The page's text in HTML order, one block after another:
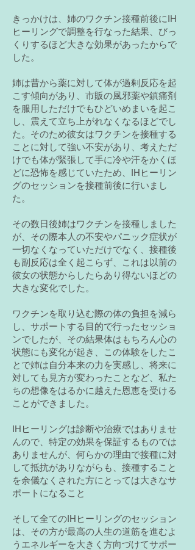
きっかけは、姉のワクチン接種前後にIH
ヒーリングで調整を行なった結果、びっ
くりするほど大きな効果があったからで
した。
姉は昔から薬に対して体が過剰反応を起
こす傾向があり、市販の風邪薬や鎮痛剤
を服用しただけでもひどいめまいを起こ
し、震えて立ち上がれなくなるほどでし
た。そのため彼女はワクチンを接種する
ことに対して強い不安があり、考えただ
けでも体が緊張して手に冷や汗をかくほ
どに恐怖を感じていたため、IHヒーリン
グのセッションを接種前後に行いまし
た。
その数日後姉はワクチンを接種しました
が、その際本人の不安やパニック症状が
一切なくなっていただけでなく、接種後
も副反応は全く起こらず、
これは以前の
彼女の状態からしたらあり得ないほどの
大きな変化でした。
ワクチンを取り込む際の体の負担を減ら
し、サポートする目的で行ったセッショ
ンでしたが、その結果体はもちろん心の
状態にも変化が起き、この体験をしたこ
とで姉は自分本来の力を実感し、将来に
対しても見方が変わったことなど、私た
ちの想像をはるかに越えた恩恵を受ける
ことができました。
IHヒーリングは診断や治療ではありませ
んので、特定の効果を保証するものでは
ありませんが、何らかの理由で接種に対
して抵抗がありながらも、接種すること
を余儀なくされた方にとっては大きなサ
ポートになること
​そして全てのIHヒーリングのセッション
は、その方が最高の人生の道筋を進むよ
うエネルギーを大きく方向づけてサポー